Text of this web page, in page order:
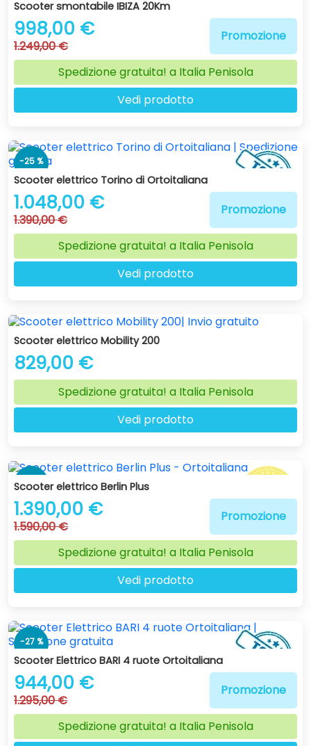
Scooter smontabile IBIZA 20Km
998,00 €
1.249,00 €
Promozione
Spedizione gratuita! a Italia Penisola
Vedi prodotto
-25 %
Scooter elettrico Torino di Ortoitaliana
1.048,00 €
1.390,00 €
Promozione
Spedizione gratuita! a Italia Penisola
Vedi prodotto
Scooter elettrico Mobility 200
829,00 €
Spedizione gratuita! a Italia Penisola
Vedi prodotto
-13 %
Scooter elettrico Berlin Plus
1.390,00 €
1.590,00 €
Promozione
Spedizione gratuita! a Italia Penisola
Vedi prodotto
-27 %
Scooter Elettrico BARI 4 ruote Ortoitaliana
944,00 €
1.295,00 €
Promozione
Spedizione gratuita! a Italia Penisola